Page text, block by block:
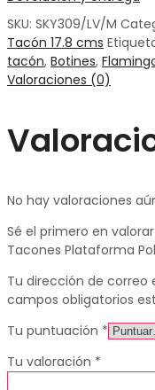
SKU: SKY309/LV/M
Tacón 17.8 cms
tacón, Botines,
Valoraciones (0)
No hay valoraciones
Sé el primero en
Tacones Plataforma
Tu dirección de correo
campos obligatorios
Tu puntuación *
Tu valoración *